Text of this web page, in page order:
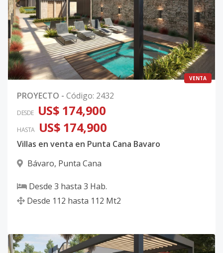
VENTA
PROYECTO - Código: 2432
DESDE US$ 174,900
HASTA US$ 174,900
Villas en venta en Punta Cana Bavaro
Bávaro, Punta Cana
Desde 3 hasta 3 Hab.
Desde 112 hasta 112 Mt2